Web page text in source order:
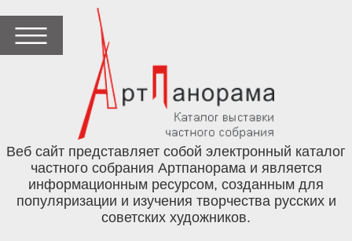
Веб сайт представляет собой электронный каталог
частного собрания Артпанорама и является
информационным ресурсом, созданным для
популяризации и изучения творчества русских и
советских художников.